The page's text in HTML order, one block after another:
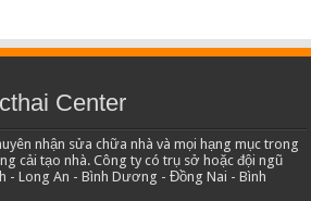
Center
nhận sửa chữa nhà và mọi hạng mục trong
cải tạo nhà. Công ty có trụ sở hoặc đội ngũ
- Long An - Bình Dương - Đồng Nai - Bình